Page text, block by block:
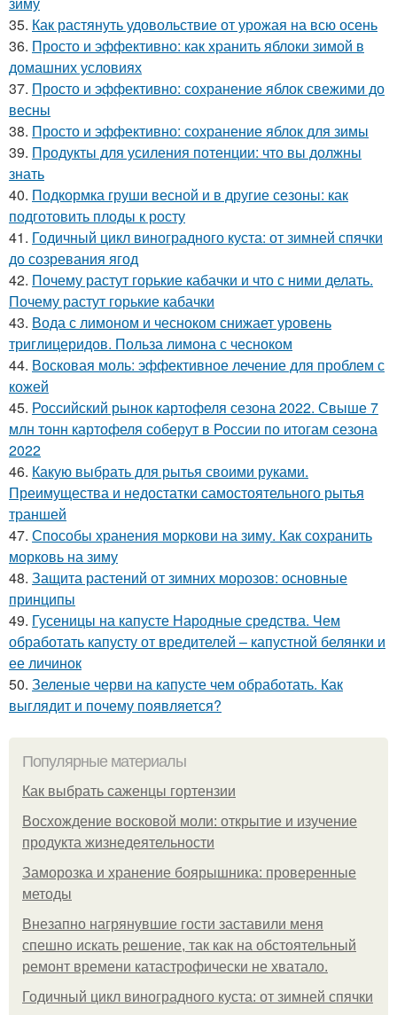
35. Как растянуть удовольствие от урожая на всю осень
36. Просто и эффективно: как хранить яблоки зимой в
домашних условиях
37. Просто и эффективно: сохранение яблок свежими до
весны
38. Просто и эффективно: сохранение яблок для зимы
39. Продукты для усиления потенции: что вы должны
знать
40. Подкормка груши весной и в другие сезоны: как
подготовить плоды к росту
41. Годичный цикл виноградного куста: от зимней спячки
до созревания ягод
42. Почему растут горькие кабачки и что с ними делать.
Почему растут горькие кабачки
43. Вода с лимоном и чесноком снижает уровень
триглицеридов. Польза лимона с чесноком
44. Восковая моль: эффективное лечение для проблем с
кожей
45. Российский рынок картофеля сезона 2022. Свыше 7
млн тонн картофеля соберут в России по итогам сезона
2022
46. Какую выбрать для рытья своими руками.
Преимущества и недостатки самостоятельного рытья
траншей
47. Способы хранения моркови на зиму. Как сохранить
морковь на зиму
48. Защита растений от зимних морозов: основные
принципы
49. Гусеницы на капусте Народные средства. Чем
обработать капусту от вредителей – капустной белянки и
ее личинок
50. Зеленые черви на капусте чем обработать. Как
выглядит и почему появляется?
Популярные материалы
Как выбрать саженцы гортензии
Восхождение восковой моли: открытие и изучение
продукта жизнедеятельности
Заморозка и хранение боярышника: проверенные
методы
Внезапно нагрянувшие гости заставили меня
спешно искать решение, так как на обстоятельный
ремонт времени катастрофически не хватало.
Годичный цикл виноградного куста: от зимней спячки